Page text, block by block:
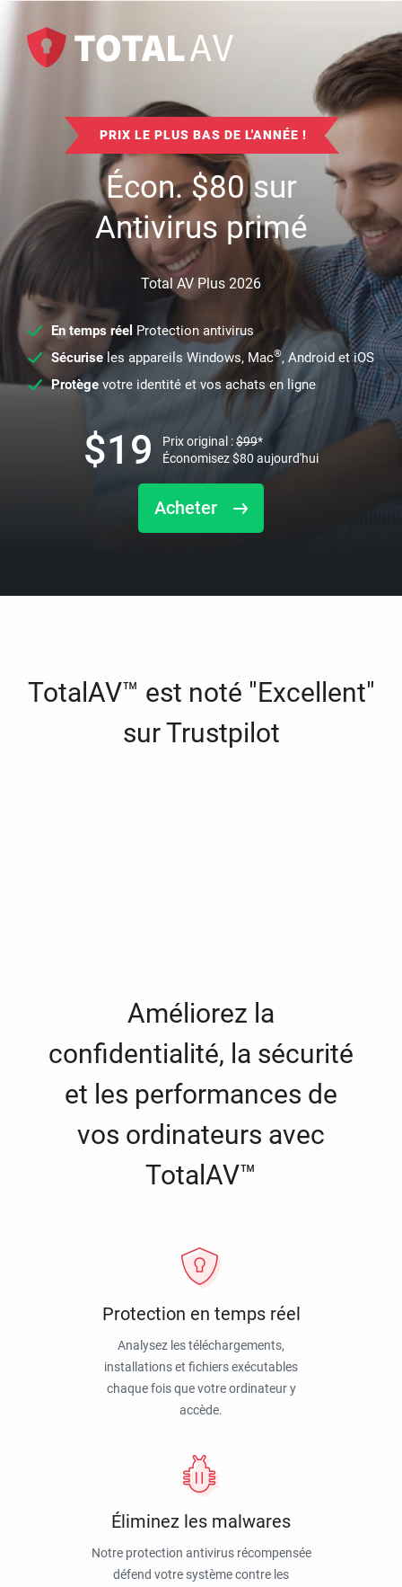
PRIX LE PLUS BAS DE L'ANNÉE !
Écon.$80sur
Antivirus primé
Total AV Plus 2026
En temps réel Protection antivirus
Sécuriseles appareils Windows, Mac®, Android et iOS
Protège votre identité et vos achats en ligne
Acheter
$19 Prix original :$99*
Économisez$80 aujourd'hui
TotalAV™ est noté "Excellent"
sur Trustpilot
Améliorez la
confidentialité, la sécurité
et les performances de
vos ordinateurs avec
TotalAV™
Protection en temps réel
Analysez les téléchargements,
installations et fichiers exécutables
chaque fois que votre ordinateur y
accède.
Éliminez les malwares
Notre protection antivirus récompensée
défend votre système contre les